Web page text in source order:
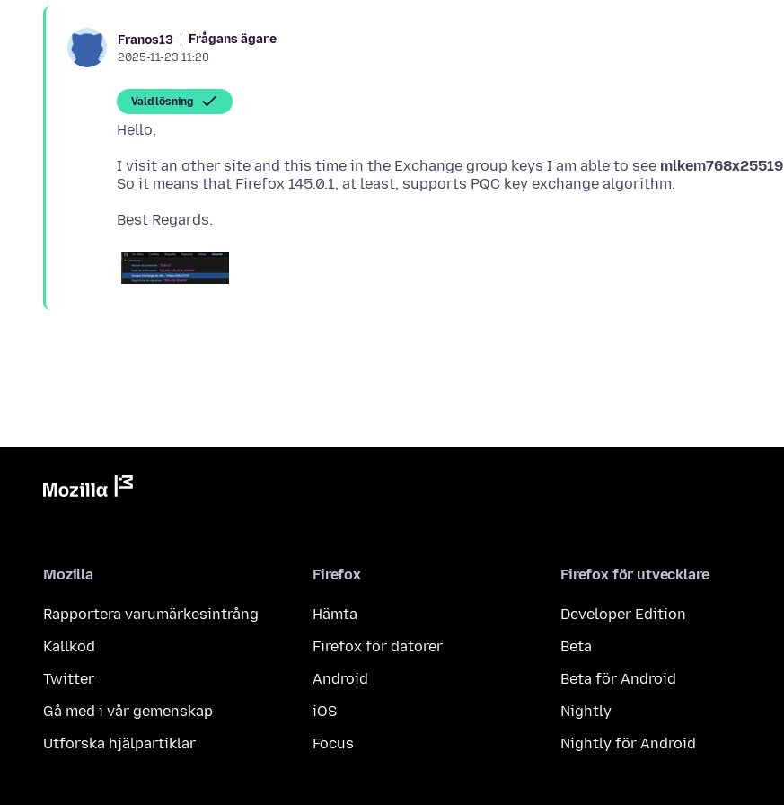
Franos13 Frågans ägare
2025-11-23 11:28
Vald lösning
I visit an other site and this time in the Exchange group keys I am able to see mlkem768x25519
Mozilla
Rapportera varumärkesintrång
Källkod
Twitter
Gå med i vår gemenskap
Utforska hjälpartiklar
Firefox
Hämta
Firefox för datorer
Android
iOS
Focus
Firefox för utvecklare
Developer Edition
Beta
Beta för Android
Nightly
Nightly för Android